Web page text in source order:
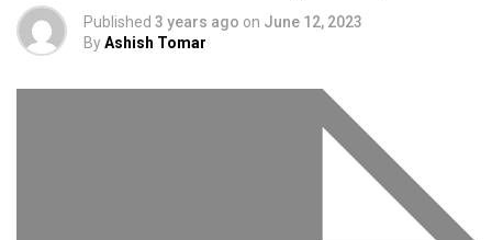
Published 3 years ago on June 12, 2023
ByAshish Tomar